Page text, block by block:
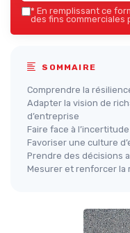
* En remplissant ce
des fins commerciales
SOMMAIRE
Comprendre la
Adapter la vision de
d’entreprise
Faire face à
Favoriser une culture
Prendre des décisions
Mesurer et renforcer la